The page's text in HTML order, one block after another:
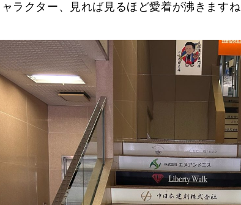
ラクター、見れば見るほど愛着が沸きますね